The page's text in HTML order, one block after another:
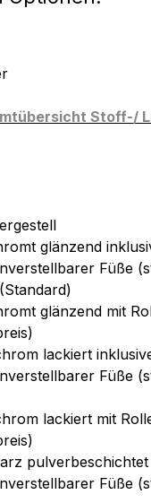
Stoff-/
glänzend
Füße
glänzend mit
lackiert
Füße
lackiert mit
Füße